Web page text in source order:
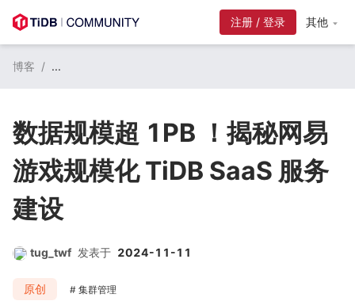
注册 / 登录 其他
博客 / ...
数据规模超 1PB ！揭秘网易
游戏规模化 TiDB SaaS 服务
建设
tug_twf 发表于 2024-11-11
原创 集群管理